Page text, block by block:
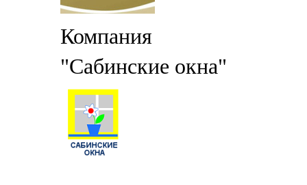
Компания
"Сабинские окна"